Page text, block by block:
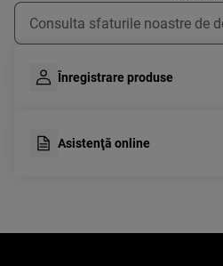
Type to search for support articles
Înregistrare produse
Asistenţă online